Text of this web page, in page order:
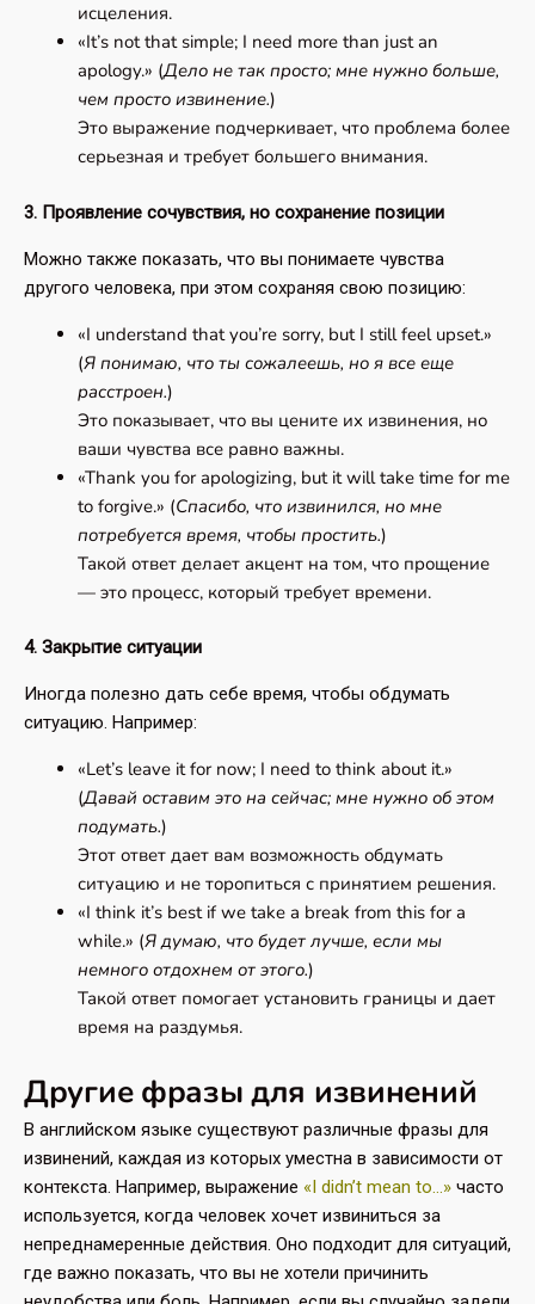
исцеления.
«It’s not that simple; I need more than just an
apology.» (Дело не так просто; мне нужно больше,
чем просто извинение.)
Это выражение подчеркивает, что проблема более
серьезная и требует большего внимания.
3. Проявление сочувствия, но сохранение позиции
Можно также показать, что вы понимаете чувства
другого человека, при этом сохраняя свою позицию:
«I understand that you’re sorry, but I still feel upset.»
(Я понимаю, что ты сожалеешь, но я все еще
расстроен.)
Это показывает, что вы цените их извинения, но
ваши чувства все равно важны.
«Thank you for apologizing, but it will take time for me
to forgive.» (Спасибо, что извинился, но мне
потребуется время, чтобы простить.)
Такой ответ делает акцент на том, что прощение
— это процесс, который требует времени.
4. Закрытие ситуации
Иногда полезно дать себе время, чтобы обдумать
ситуацию. Например:
«Let’s leave it for now; I need to think about it.»
(Давай оставим это на сейчас; мне нужно об этом
подумать.)
Этот ответ дает вам возможность обдумать
ситуацию и не торопиться с принятием решения.
«I think it’s best if we take a break from this for a
while.» (Я думаю, что будет лучше, если мы
немного отдохнем от этого.)
Такой ответ помогает установить границы и дает
время на раздумья.
Другие фразы для извинений
В английском языке существуют различные фразы для
извинений, каждая из которых уместна в зависимости от
контекста. Например, выражение «I didn’t mean to…» часто
используется, когда человек хочет извиниться за
непреднамеренные действия. Оно подходит для ситуаций,
где важно показать, что вы не хотели причинить